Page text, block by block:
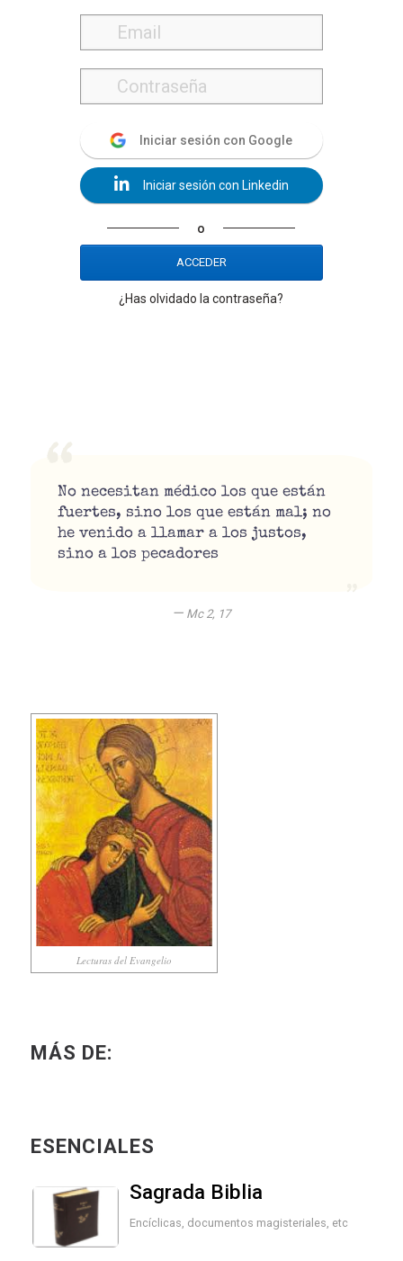
Iniciar sesión con Google
Iniciar sesión con Linkedin
o
ACCEDER
¿Has olvidado la contraseña?
No necesitan médico los que están
fuertes, sino los que están mal; no
he venido a llamar a los justos,
sino a los pecadores
— Mc 2, 17
Lecturas del Evangelio
MÁS DE:
ESENCIALES
Sagrada Biblia
Encíclicas, documentos magisteriales, etc